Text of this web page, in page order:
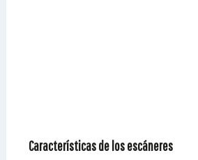
Características de los escáneres